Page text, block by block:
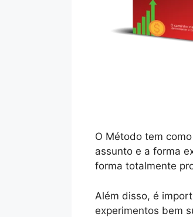
O Método tem
assunto e a forma
forma totalmente
Além disso, é
experimentos bem